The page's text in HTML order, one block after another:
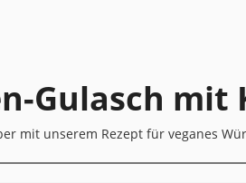
Gulasch
mit unserem Rezept für veganes